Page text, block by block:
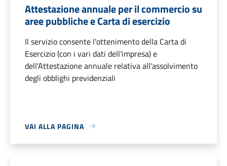
Attestazione annuale per il commercio su
aree pubbliche e Carta di esercizio
Il servizio consente l'ottenimento della Carta di
Esercizio (con i vari dati dell'impresa) e
dell'Attestazione annuale relativa all'assolvimento
degli obblighi previdenziali
VAI ALLA PAGINA